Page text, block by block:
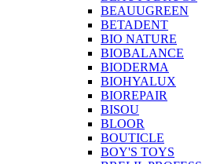
BEAUUGREEN
BETADENT
BIO NATURE
BIOBALANCE
BIODERMA
BIOHYALUX
BIOREPAIR
BISOU
BLOOR
BOUTICLE
BOY'S TOYS